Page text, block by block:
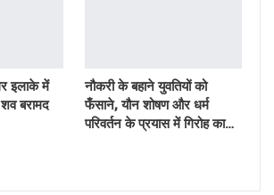
इलाके में
बरामद
नौकरी के बहाने युवतियों को
फँसाने, यौन शोषण और धर्म
परिवर्तन के प्रयास में गिरोह का…